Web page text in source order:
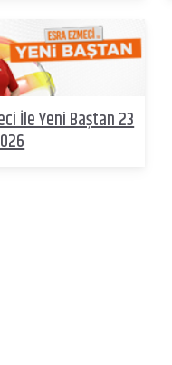
İle Yeni Baştan 23